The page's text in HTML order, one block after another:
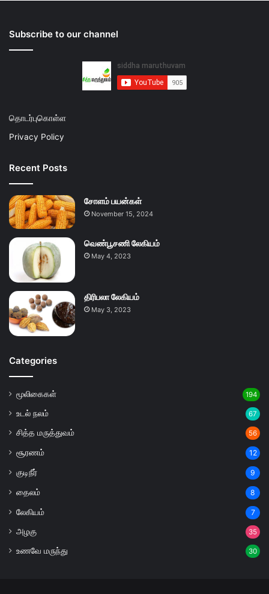
Subscribe to our channel
தொடர்புகொள்ள
Privacy Policy
Recent Posts
சோளம் பயன்கள்
November 15, 2024
வெண்பூசணி லேகியம்
May 4, 2023
திரிபலா லேகியம்
May 3, 2023
Categories
மூலிகைகள் 194
உடல் நலம் 67
சித்த மருத்துவம் 56
சூரணம் 12
குடிநீர் 9
தைலம் 8
லேகியம் 7
அழகு 35
உணவே மருந்து 30